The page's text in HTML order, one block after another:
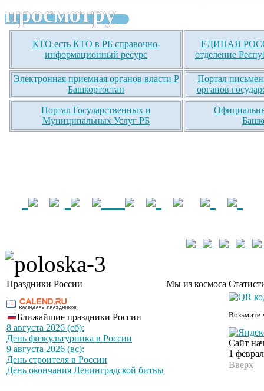
просмотру
КТО есть КТО в РБ справочно-
информационный ресурс
ЕДИНАЯ
отделение
Электронная приемная органов власти Р
Башкортостан
Портал
органов
Портал Государственных и
Муниципальных Услуг РБ
Праздники России Мы из космоса
Ближайшие праздники России
8 августа 2026 (сб):
День физкультурника в России
9 августа 2026 (вс):
День строителя в России
День окончания Ленинградской битвы
Возьмите
Сайт
1
Вверх